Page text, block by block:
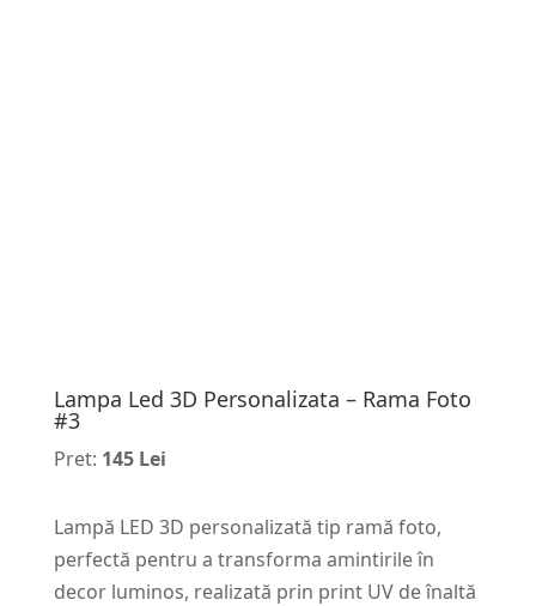
Lampa Led 3D Personalizata – Rama Foto
#3
Pret: 145 Lei
Lampă LED 3D personalizată tip ramă foto,
perfectă pentru a transforma amintirile în
decor luminos, realizată prin print UV de înaltă